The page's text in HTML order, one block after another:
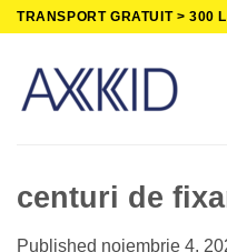
Skip
content
TRANSPORT GRATUIT > 300
centuri de
Published noiembrie 4,